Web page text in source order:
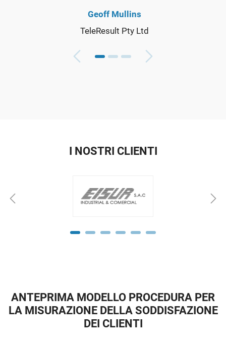
Geoff Mullins
TeleResult Pty Ltd
I NOSTRI CLIENTI
ANTEPRIMA MODELLO PROCEDURA PER
LA MISURAZIONE DELLA SODDISFAZIONE
DEI CLIENTI